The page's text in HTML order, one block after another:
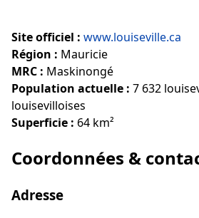
Site officiel : www.louiseville.ca
Région : Mauricie
MRC : Maskinongé
Population actuelle : 7 632
louisevilloises
Superficie : 64 km²
Coordonnées &
Adresse